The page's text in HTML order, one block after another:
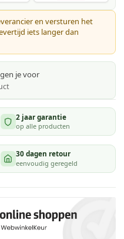
en versturen het
iets langer dan
je voor
2 jaar garantie
op alle producten
30 dagen retour
eenvoudig geregeld